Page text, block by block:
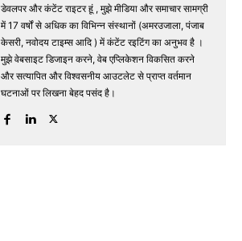
डेवलपर और कंटेंट राइटर हूं , मुझे मीडिया और समाचार सामग्री
में 17 वर्षों से अधिक का विभिन्न संस्थानों (अमरउजाला, पंजाब
केसरी, नवोदय टाइम्स आदि ) में कंटेंट रइटिंग का अनुभव है ।
मुझे वेबसाइट डिजाइन करने, वेब एप्लिकेशन विकसित करने
और सत्यापित और विश्वसनीय आउटलेट से प्राप्त वर्तमान
घटनाओं पर लिखना बेहद पसंद है।